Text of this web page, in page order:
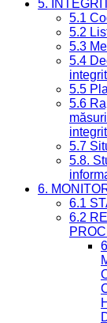
5.
5.1
5.2
5.3
5.4
5.5
5.6
5.7
5.8.
6.
6.1
6.2